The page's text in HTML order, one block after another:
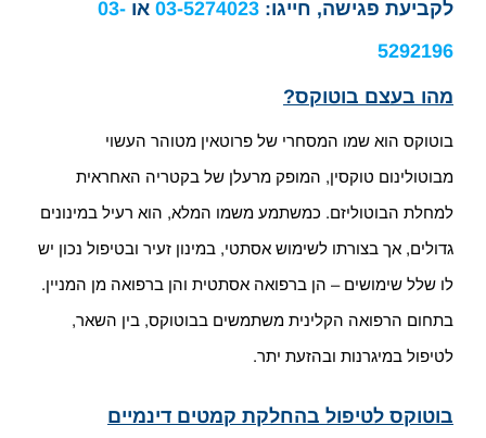
לקביעת פגישה, חייגו: 03-5274023 או 03-
5292196
מהו בעצם בוטוקס?
בוטוקס הוא שמו המסחרי של פרוטאין מטוהר העשוי
מבוטולינום טוקסין, המופק מרעלן של בקטריה האחראית
למחלת הבוטוליזם. כמשתמע משמו המלא, הוא רעיל במינונים
גדולים, אך בצורתו לשימוש אסתטי, במינון זעיר ובטיפול נכון יש
לו שלל שימושים – הן ברפואה אסתטית והן ברפואה מן המניין.
בתחום הרפואה הקלינית משתמשים בבוטוקס, בין השאר,
לטיפול במיגרנות ובהזעת יתר.
בוטוקס לטיפול בהחלקת קמטים דינמיים